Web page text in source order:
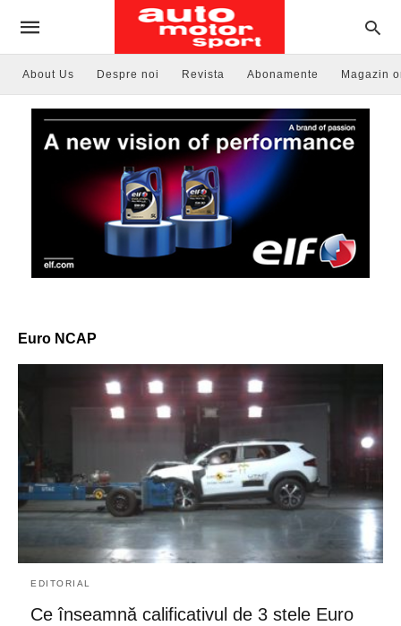
About Us Despre noi Revista Abonamente Magazin
Euro NCAP
EDITORIAL
Ce înseamnă calificativul de 3 stele Euro